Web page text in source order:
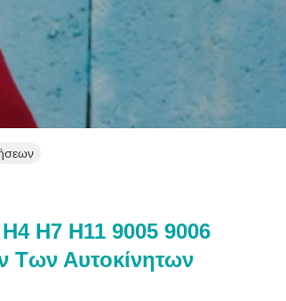
H7 H11 9005 9006
Των Αυτοκίνητων